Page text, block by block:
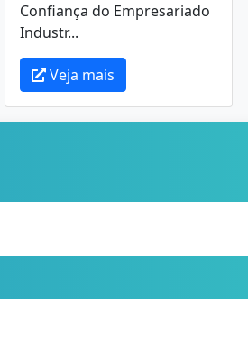
Confiança do Empresariado
Industr...
Veja mais